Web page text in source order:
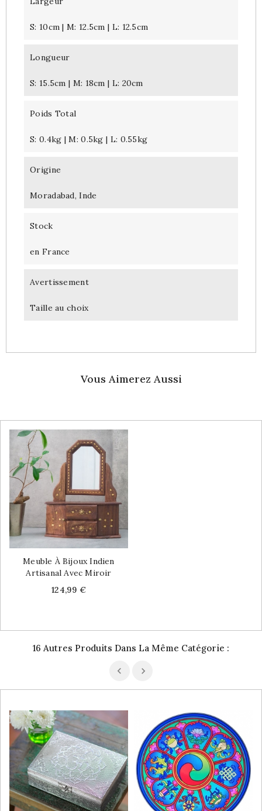
S: 10cm | M: 12.5cm | L: 12.5cm
Longueur
S: 15.5cm | M: 18cm | L: 20cm
Poids Total
S: 0.4kg | M: 0.5kg | L: 0.55kg
Origine
Moradabad, Inde
Stock
en France
Avertissement
Taille au choix
Vous Aimerez Aussi
Meuble À Bijoux Indien
Artisanal Avec Miroir
Price
124,99 €
16 Autres Produits Dans La Même Catégorie :